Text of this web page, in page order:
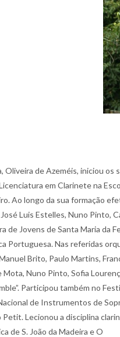
Oliveira de Azeméis, iniciou
em Clarinete na
Ao longo da sua formação
Luis Estelles, Nuno Pinto,
de Jovens de Santa Maria da
Portuguesa. Nas referidas
Brito, Paulo Martins,
Mota, Nuno Pinto, Sofia
Participou também no
de Instrumentos de
Lecionou a disciplina
de S. João da Madeira e O